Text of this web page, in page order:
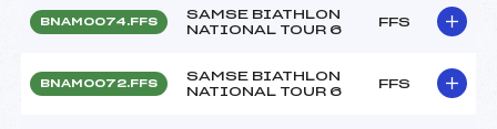
BNAM0074.FFS
SAMSE BIATHLON
NATIONAL TOUR 6
FFS
BNAM0072.FFS
SAMSE BIATHLON
NATIONAL TOUR 6
FFS